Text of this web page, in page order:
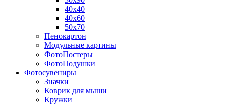
40х40
40х60
50х70
Пенокартон
Модульные картины
ФотоПостеры
ФотоПодушки
Фотоcувениры
Значки
Коврик для мыши
Кружки